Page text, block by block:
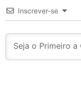
Inscrever-se